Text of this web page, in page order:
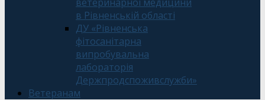
в Рівненській області
ДУ «Рівненська
фітосанітарна
випробувальна
лабораторія
Держпродспоживслужби»
Ветеранам